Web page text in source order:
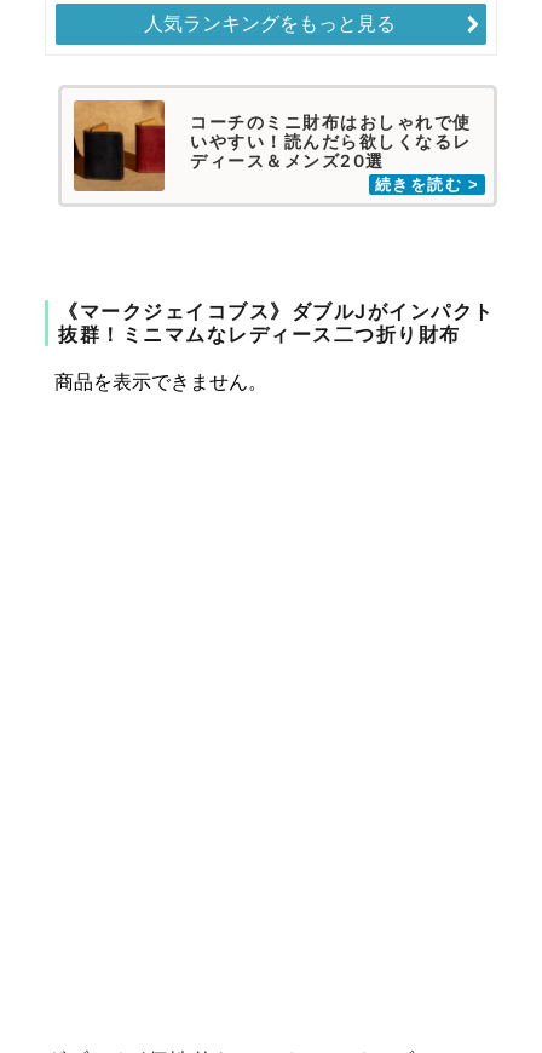
人気ランキングをもっと見る
コーチのミニ財布はおしゃれで使
いやすい！読んだら欲しくなるレ
ディース＆メンズ20選
《マークジェイコブス》ダブルJがインパクト
抜群！ミニマムなレディース二つ折り財布